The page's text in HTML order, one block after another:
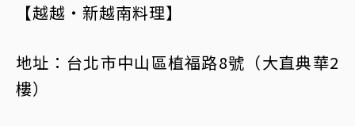
【越越・新越南料理】
地址：台北市中山區植福路8號（大直典華2
樓）